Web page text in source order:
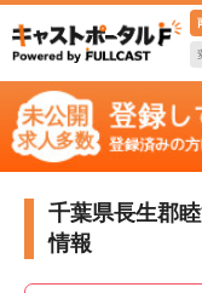
千葉県長生郡
情報